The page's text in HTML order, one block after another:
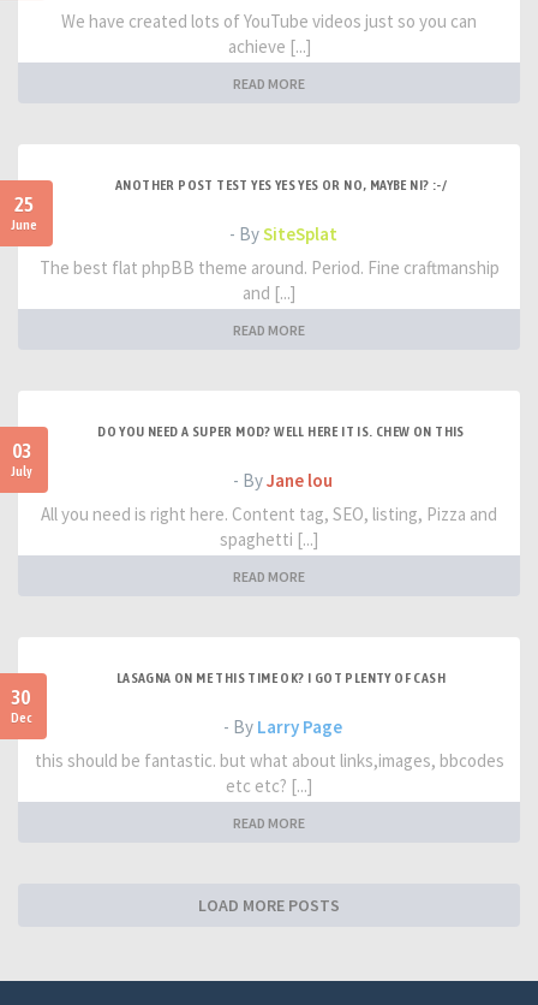
We have created lots of YouTube videos just so you can
achieve [...]
READ MORE
25
June
ANOTHER POST TEST YES YES YES OR NO, MAYBE NI? :-/
- BySiteSplat
The best flat phpBB theme around. Period. Fine craftmanship
and [...]
READ MORE
03
July
DO YOU NEED A SUPER MOD? WELL HERE IT IS. CHEW ON THIS
- ByJane lou
All you need is right here. Content tag, SEO, listing, Pizza and
spaghetti [...]
READ MORE
30
Dec
LASAGNA ON ME THIS TIME OK? I GOT PLENTY OF CASH
- By Larry Page
this should be fantastic. but what about links,images, bbcodes
etc etc? [...]
READ MORE
LOAD MORE POSTS